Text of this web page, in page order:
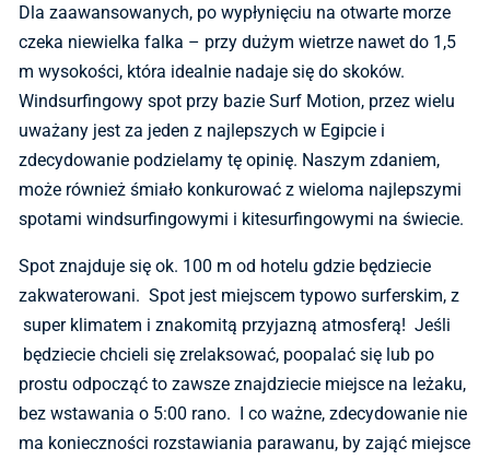
Dla zaawansowanych, po wypłynięciu na otwarte morze
czeka niewielka falka – przy dużym wietrze nawet do 1,5
m wysokości, która idealnie nadaje się do skoków.
Windsurfingowy spot przy bazie Surf Motion, przez wielu
uważany jest za jeden z najlepszych w Egipcie i
zdecydowanie podzielamy tę opinię. Naszym zdaniem,
może również śmiało konkurować z wieloma najlepszymi
spotami windsurfingowymi i kitesurfingowymi na świecie.
Spot znajduje się ok. 100 m od hotelu gdzie będziecie
zakwaterowani. Spot jest miejscem typowo surferskim, z
super klimatem i znakomitą przyjazną atmosferą! Jeśli
będziecie chcieli się zrelaksować, poopalać się lub po
prostu odpocząć to zawsze znajdziecie miejsce na leżaku,
bez wstawania o 5:00 rano. I co ważne, zdecydowanie nie
ma konieczności rozstawiania parawanu, by zająć miejsce